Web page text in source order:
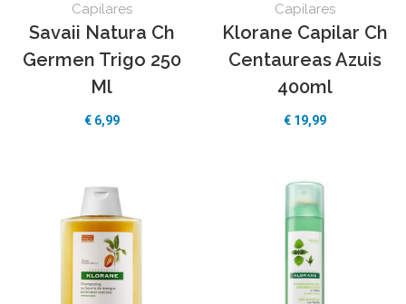
Capilares
Savaii Natura Ch
Germen Trigo 250
Ml
€ 6,99
Capilares
Klorane Capilar Ch
Centaureas Azuis
400ml
€ 19,99